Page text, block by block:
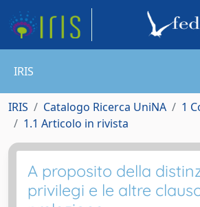
IRIS
IRIS Catalogo Ricerca UniNA
1
1.1 Articolo in rivista
A proposito della
privilegi e le altre